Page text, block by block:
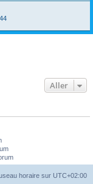
Aller
horaire sur UTC+02:00